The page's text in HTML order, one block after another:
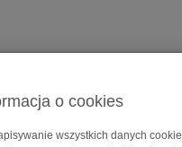
o cookies
wszystkich danych